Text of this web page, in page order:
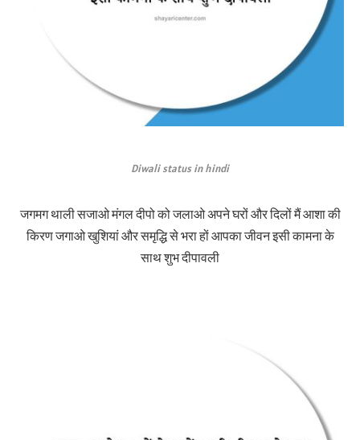
Diwali status in hindi
जगमग थाली सजाओ मंगल दीपो को जलाओ अपने घरों और दिलों मैं आशा की
किरण जगाओ खुशियां और समृद्धि से भरा हों आपका जीवन इसी कामना के
साथ शुभ दीपावली